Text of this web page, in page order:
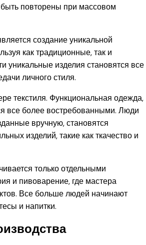
быть повторены при массовом
создание уникальной
как традиционные, так и
уникальные изделия становятся все
личного стиля.
текстиля. Функциональная одежда,
все более востребованными. Люди
вручную, становятся
изделий, такие как ткачество и
только отдельными
и пивоварение, где мастера
Все больше людей начинают
и напитки.